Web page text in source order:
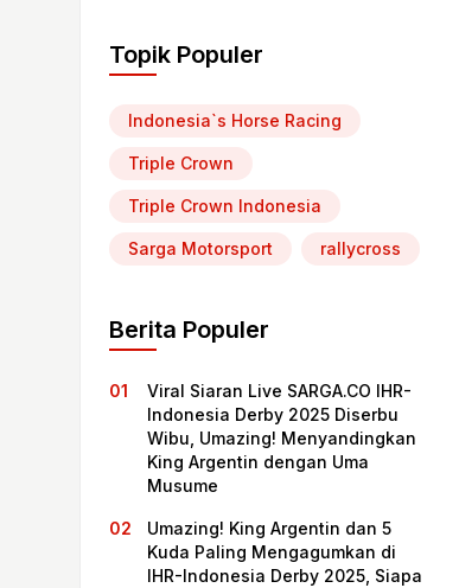
Topik Populer
Indonesia`s Horse Racing
Triple Crown
Triple Crown Indonesia
Sarga Motorsport rallycross
Berita Populer
Viral Siaran Live SARGA.CO IHR-
Indonesia Derby 2025 Diserbu
Wibu, Umazing! Menyandingkan
King Argentin dengan Uma
Musume
Umazing! King Argentin dan 5
Kuda Paling Mengagumkan di
IHR-Indonesia Derby 2025, Siapa